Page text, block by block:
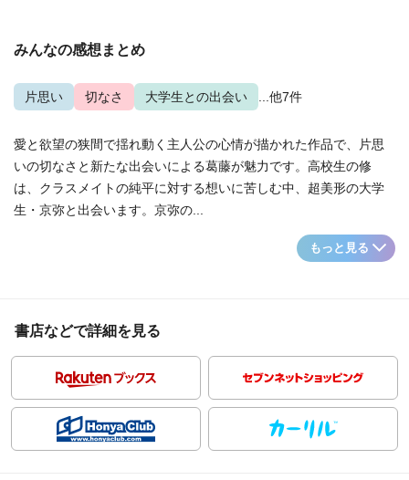
みんなの感想まとめ
片思い 切なさ 大学生との出会い ...他7件
愛と欲望の狭間で揺れ動く主人公の心情が描かれた作品で、片思
いの切なさと新たな出会いによる葛藤が魅力です。高校生の修
は、クラスメイトの純平に対する想いに苦しむ中、超美形の大学
生・京弥と出会います。京弥の...
もっと見る
書店などで詳細を見る